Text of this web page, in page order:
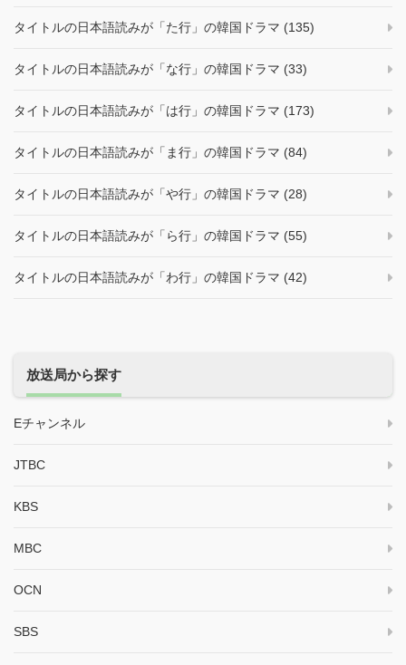
タイトルの日本語読みが「た行」の韓国ドラマ (135)
タイトルの日本語読みが「な行」の韓国ドラマ (33)
タイトルの日本語読みが「は行」の韓国ドラマ (173)
タイトルの日本語読みが「ま行」の韓国ドラマ (84)
タイトルの日本語読みが「や行」の韓国ドラマ (28)
タイトルの日本語読みが「ら行」の韓国ドラマ (55)
タイトルの日本語読みが「わ行」の韓国ドラマ (42)
放送局から探す
Eチャンネル
JTBC
KBS
MBC
OCN
SBS